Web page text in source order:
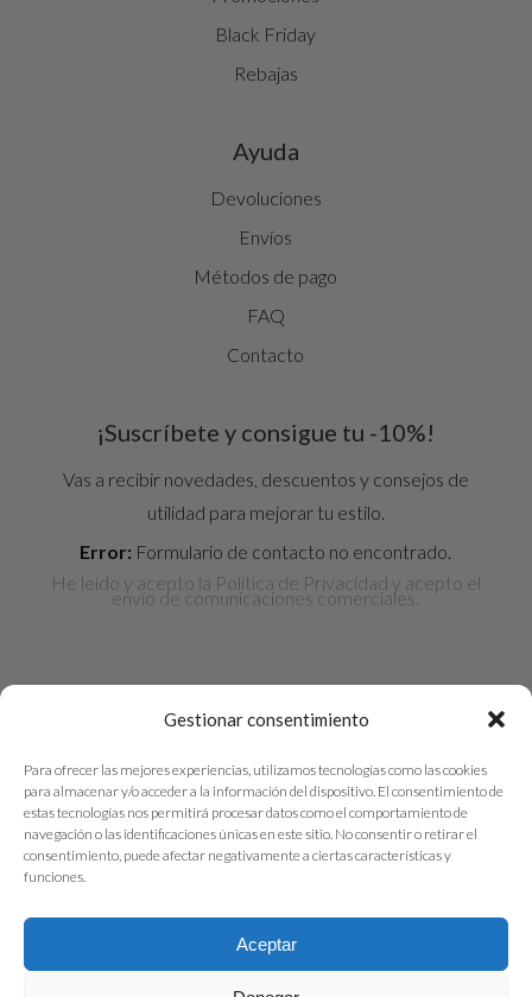
Gestionar consentimiento
Para ofrecer las mejores experiencias, utilizamos tecnologías como las cookies
para almacenar y/o acceder a la información del dispositivo. El consentimiento de
estas tecnologías nos permitirá procesar datos como el comportamiento de
navegación o las identificaciones únicas en este sitio. No consentir o retirar el
consentimiento, puede afectar negativamente a ciertas características y
funciones.
Aceptar
Black Friday
Rebajas
Ayuda
Devoluciones
Envíos
Métodos de pago
FAQ
Contacto
¡Suscríbete y consigue tu -10%!
Vas a recibir novedades, descuentos y consejos de
utilidad para mejorar tu estilo.
Error: Formulario de contacto no encontrado.
He leído y acepto la Política de Privacidad y acepto el
envío de comunicaciones comerciales.
© 2026 Amar con Alma. Todos los derechos
reservados. | Diseñado porAdmetrics
Privacidad|Cookies| Condiciones